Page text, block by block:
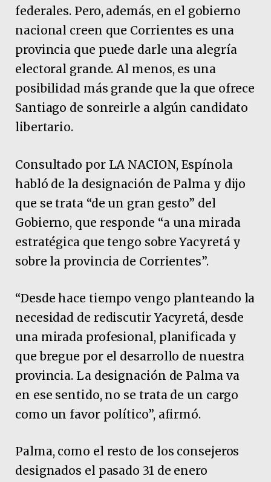
federales. Pero, además, en el gobierno
nacional creen que Corrientes es una
provincia que puede darle una alegría
electoral grande. Al menos, es una
posibilidad más grande que la que ofrece
Santiago de sonreirle a algún candidato
libertario.
Consultado por LA NACION, Espínola
habló de la designación de Palma y dijo
que se trata “de un gran gesto” del
Gobierno, que responde “a una mirada
estratégica que tengo sobre Yacyretá y
sobre la provincia de Corrientes”.
“Desde hace tiempo vengo planteando la
necesidad de rediscutir Yacyretá, desde
una mirada profesional, planificada y
que bregue por el desarrollo de nuestra
provincia. La designación de Palma va
en ese sentido, no se trata de un cargo
como un favor político”, afirmó.
Palma, como el resto de los consejeros
designados el pasado 31 de enero